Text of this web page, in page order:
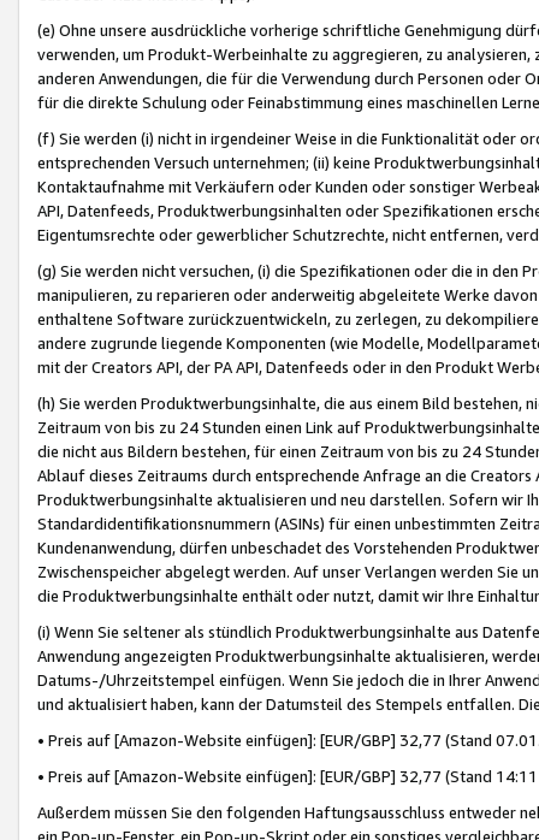
(e) Ohne unsere ausdrückliche vorherige schriftliche Genehmigung
verwenden, um Produkt-Werbeinhalte zu aggregieren, zu
anderen Anwendungen, die für die Verwendung durch Personen
für die direkte Schulung oder Feinabstimmung eines maschinellen
(f) Sie werden (i) nicht in irgendeiner Weise in die Funktionalität oder
entsprechenden Versuch unternehmen; (ii) keine
Kontaktaufnahme mit Verkäufern oder Kunden oder sonstiger
API, Datenfeeds, Produktwerbungsinhalten oder Spezifikationen
Eigentumsrechte oder gewerblicher Schutzrechte, nicht entfernen,
(g) Sie werden nicht versuchen, (i) die Spezifikationen oder die in
manipulieren, zu reparieren oder anderweitig abgeleitete Werke
enthaltene Software zurückzuentwickeln, zu zerlegen, zu
andere zugrunde liegende Komponenten (wie Modelle,
mit der Creators API, der PA API, Datenfeeds oder in den Produkt
(h) Sie werden Produktwerbungsinhalte, die aus einem Bild bestehen,
Zeitraum von bis zu 24 Stunden einen Link auf
die nicht aus Bildern bestehen, für einen Zeitraum von bis zu 24
Ablauf dieses Zeitraums durch entsprechende Anfrage an die
Produktwerbungsinhalte aktualisieren und neu darstellen. Sofern wir
Standardidentifikationsnummern (ASINs) für einen unbestimmten
Kundenanwendung, dürfen unbeschadet des Vorstehenden
Zwischenspeicher abgelegt werden. Auf unser Verlangen werden Sie
die Produktwerbungsinhalte enthält oder nutzt, damit wir Ihre
(i) Wenn Sie seltener als stündlich Produktwerbungsinhalte aus
Anwendung angezeigten Produktwerbungsinhalte aktualisieren,
Datums-/Uhrzeitstempel einfügen. Wenn Sie jedoch die in Ihrer
und aktualisiert haben, kann der Datumsteil des Stempels entfallen.
• Preis auf [Amazon-Website einfügen]: [EUR/GBP] 32,77 (Stand
• Preis auf [Amazon-Website einfügen]: [EUR/GBP] 32,77 (Stand
Außerdem müssen Sie den folgenden Haftungsausschluss entweder
ein Pop-up-Fenster, ein Pop-up-Skript oder ein sonstiges